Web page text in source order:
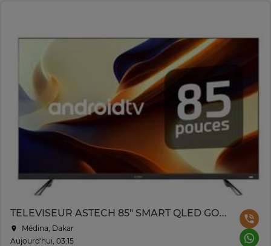
TELEVISEUR ASTECH 85" SMART QLED GOOGLE TV
Médina, Dakar
Aujourd'hui, 03:15